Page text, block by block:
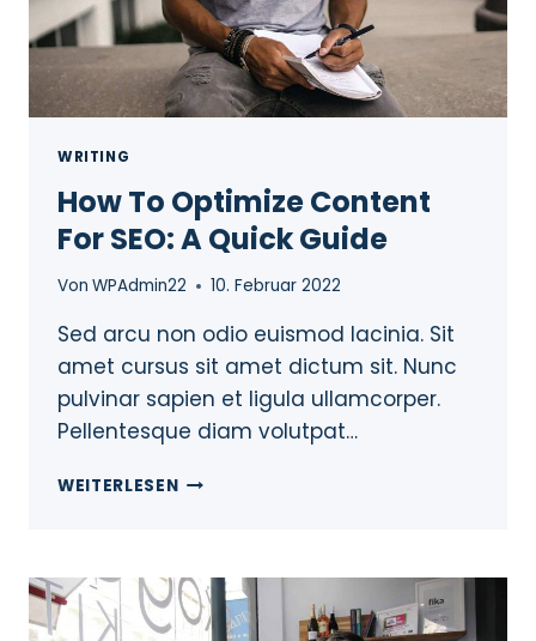
WRITING
How To Optimize Content
For SEO: A Quick Guide
Von WPAdmin22 10. Februar 2022
Sed arcu non odio euismod lacinia. Sit
amet cursus sit amet dictum sit. Nunc
pulvinar sapien et ligula ullamcorper.
Pellentesque diam volutpat…
WEITERLESEN